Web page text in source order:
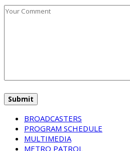
BROADCASTERS
PROGRAM SCHEDULE
MULTIMEDIA
METRO PATROL